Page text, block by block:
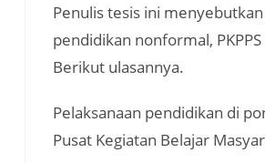
Penulis tesis ini
pendidikan nonformal,
Berikut ulasannya.
Pelaksanaan pendidikan di
Pusat Kegiatan Belajar